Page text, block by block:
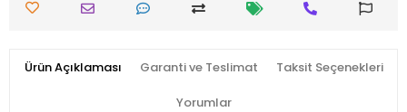
Ürün Açıklaması Garanti ve Teslimat Taksit Seçenekleri
Yorumlar